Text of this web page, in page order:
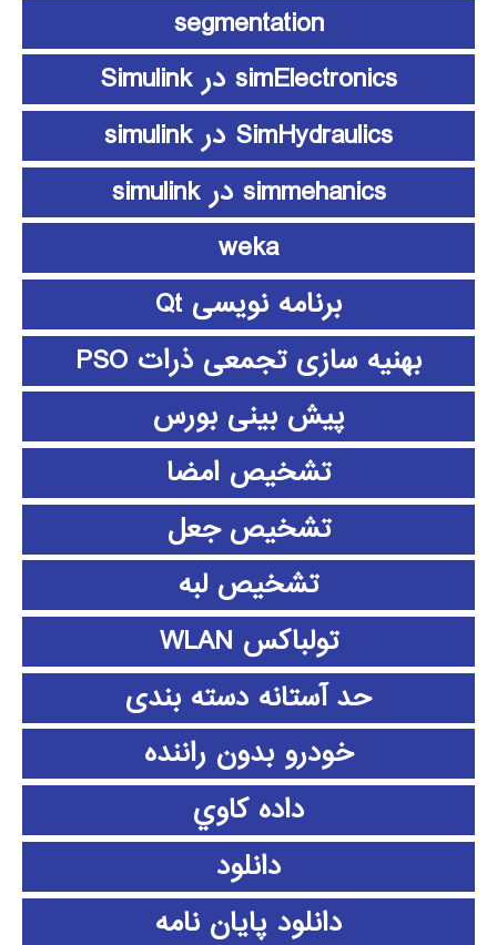
segmentation
simElectronics در Simulink
SimHydraulics در simulink
simmehanics در simulink
weka
برنامه نویسی Qt
بهنیه سازی تجمعی ذرات PSO
پیش بینی بورس
تشخیص امضا
تشخیص جعل
تشخیص لبه
تولباکس WLAN
حد آستانه دسته بندی
خودرو بدون راننده
داده كاوي
دانلود
دانلود پايان نامه